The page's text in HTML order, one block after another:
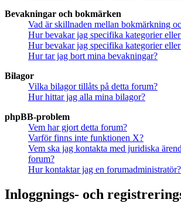
Bevakningar och bokmärken
Vad är skillnaden mellan bokmärkning
Hur bevakar jag specifika kategorier
Hur bevakar jag specifika kategorier
Hur tar jag bort mina bevakningar?
Bilagor
Vilka bilagor tillåts på detta forum?
Hur hittar jag alla mina bilagor?
phpBB-problem
Vem har gjort detta forum?
Varför finns inte funktionen X?
Vem ska jag kontakta med juridiska
forum?
Hur kontaktar jag en forumadministratör?
Inloggnings- och